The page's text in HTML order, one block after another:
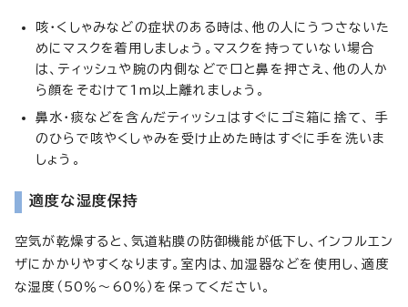
咳・くしゃみなどの症状のある時は、他の人にうつさないた
めにマスクを着用しましょう。マスクを持っていない場合
は、ティッシュや腕の内側などで口と鼻を押さえ、他の人か
ら顔をそむけて1m以上離れましょう。
鼻水・痰などを含んだティッシュはすぐにゴミ箱に捨て、 手
のひらで咳やくしゃみを受け止めた時はすぐに手を洗いま
しょう。
適度な湿度保持
空気が乾燥すると、気道粘膜の防御機能が低下し、インフルエン
ザにかかりやすくなります。室内は、加湿器などを使用し、適度
な湿度（50％～60％）を保ってください。